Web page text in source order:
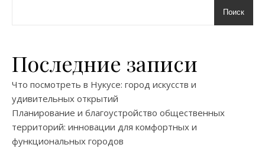
Поиск
Последние записи
Что посмотреть в Нукусе: город искусств и
удивительных открытий
Планирование и благоустройство общественных
территорий: инновации для комфортных и
функциональных городов